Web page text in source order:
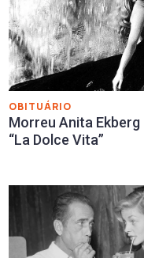
OBITUÁRIO
Morreu Anita Ekberg
“La Dolce Vita”